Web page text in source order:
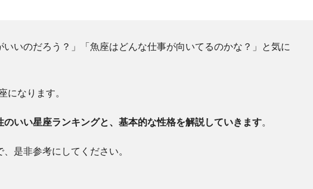
いいのだろう？」「魚座はどんな仕事が向いてるのかな？」と気に
になります。
のいい星座ランキングと、基本的な性格を解説していきます。
是非参考にしてください。